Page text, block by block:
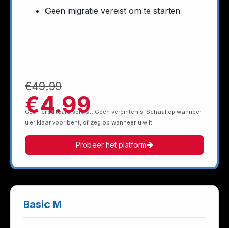
Geen migratie vereist om te starten
€49.99
€4.99
Geen creditcard vereist. Geen verbintenis. Schaal op wanneer
u er klaar voor bent, of zeg op wanneer u wilt.
Probeer het platform
Basic M